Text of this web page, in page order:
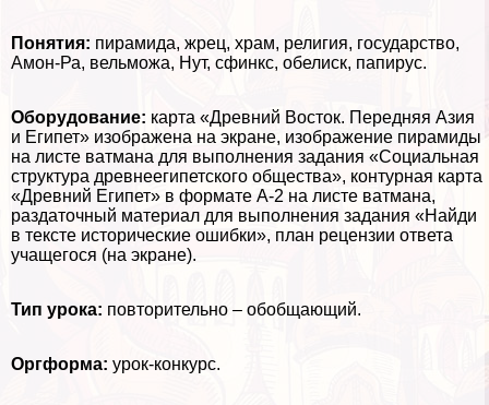
Понятия: пирамида, жрец, храм, религия, государство,
Амон-Ра, вельможа, Нут, сфинкс, обелиск, папирус.
Оборудование: карта «Древний Восток. Передняя Азия
и Египет» изображена на экране, изображение пирамиды
на листе ватмана для выполнения задания «Социальная
структура древнеегипетского общества», контурная карта
«Древний Египет» в формате А-2 на листе ватмана,
раздаточный материал для выполнения задания «Найди
в тексте исторические ошибки», план рецензии ответа
учащегося (на экране).
Тип урока: повторительно – обобщающий.
Оргформа: урок-конкурс.